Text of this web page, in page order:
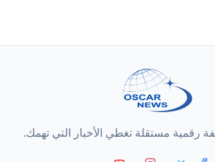
رقمية مستقلة تغطي الأخبار التي تهمك.